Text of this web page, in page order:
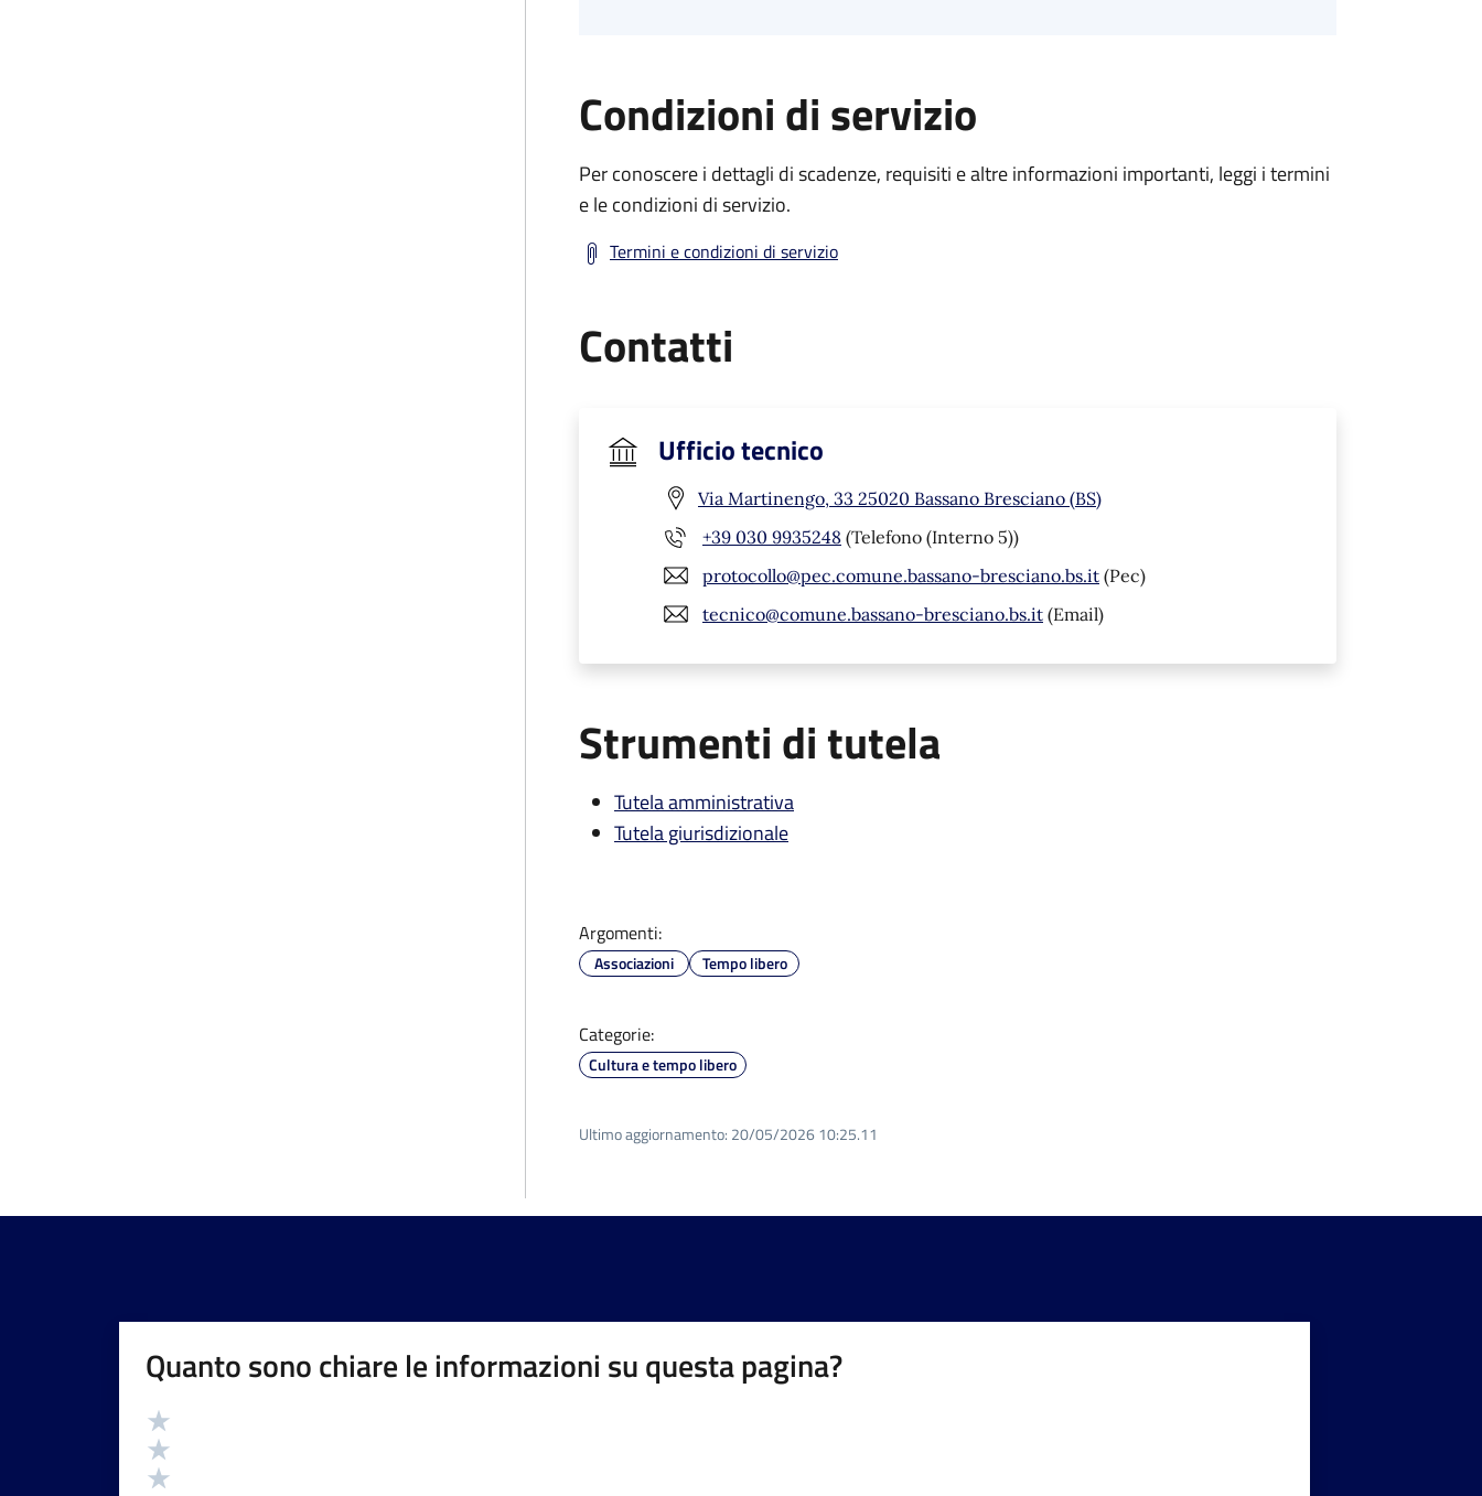
Condizioni di servizio
Per conoscere i dettagli di scadenze, requisiti e altre informazioni importanti, leggi i termini
e le condizioni di servizio.
Termini e condizioni di servizio
Contatti
Ufficio tecnico
Via Martinengo, 33 25020 Bassano Bresciano (BS)
+39 030 9935248 (Telefono (Interno 5))
protocollo@pec.comune.bassano-bresciano.bs.it (Pec)
tecnico@comune.bassano-bresciano.bs.it (Email)
Strumenti di tutela
Tutela amministrativa
Tutela giurisdizionale
Argomenti:
Associazioni Tempo libero
Categorie:
Cultura e tempo libero
Ultimo aggiornamento: 20/05/2026 10:25.11
Quanto sono chiare le informazioni su questa pagina?
Valutazione